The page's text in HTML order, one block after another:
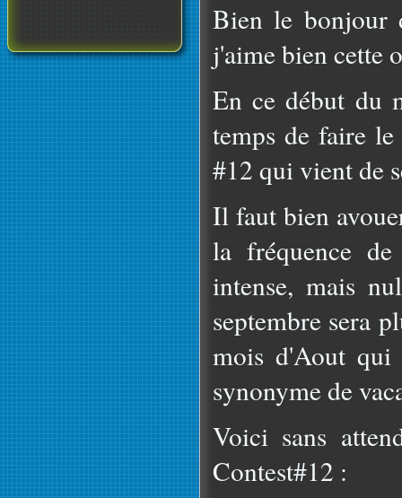
Bien le bonjour
j'aime bien cette
En ce début du
temps de faire
#12 qui vient de
Il faut bien
la fréquence
intense, mais
septembre sera
mois d'Aout qui
synonyme de
Voici sans
Contest#12 :